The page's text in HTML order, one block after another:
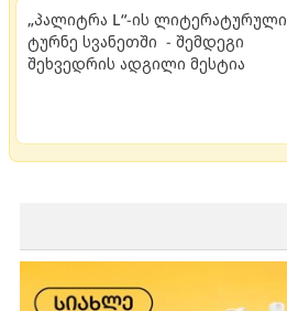
„პალიტრა L“-ის ლიტერატურული
ტურნე სვანეთში - შემდეგი
შეხვედრის ადგილი მესტია